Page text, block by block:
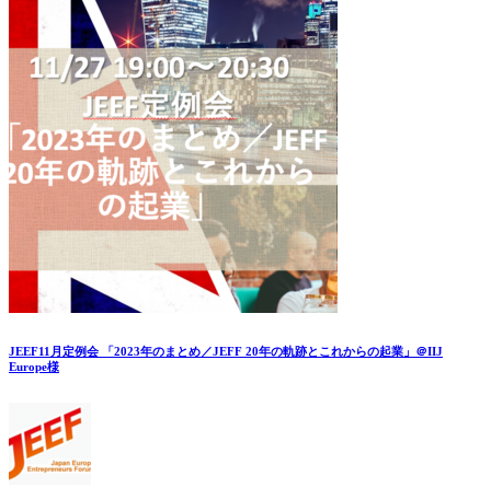
JEEF11月定例会 「2023年のまとめ／JEFF 20年の軌跡とこれからの起業」＠IIJ
Europe様